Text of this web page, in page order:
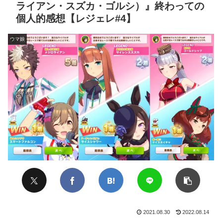
ライアン・スズカ・ゴルシ）』終わっての
個人的感想【レジェレ#4】
ウマ娘
2021.08.30 2022.08.14